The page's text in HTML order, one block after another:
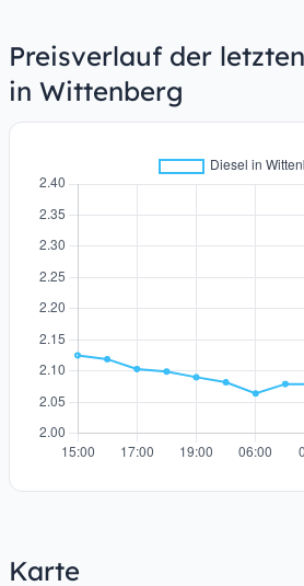
Preisverlauf der
in Wittenberg
Karte